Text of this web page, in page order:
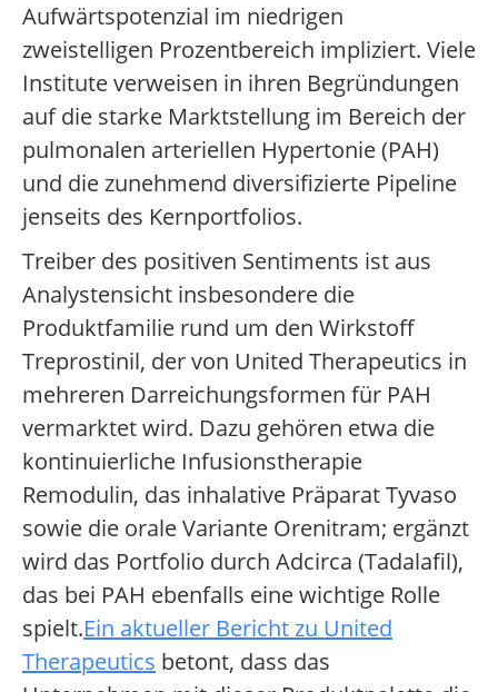
Aufwärtspotenzial im niedrigen
zweistelligen Prozentbereich impliziert. Viele
Institute verweisen in ihren Begründungen
auf die starke Marktstellung im Bereich der
pulmonalen arteriellen Hypertonie (PAH)
und die zunehmend diversifizierte Pipeline
jenseits des Kernportfolios.
Treiber des positiven Sentiments ist aus
Analystensicht insbesondere die
Produktfamilie rund um den Wirkstoff
Treprostinil, der von United Therapeutics in
mehreren Darreichungsformen für PAH
vermarktet wird. Dazu gehören etwa die
kontinuierliche Infusionstherapie
Remodulin, das inhalative Präparat Tyvaso
sowie die orale Variante Orenitram; ergänzt
wird das Portfolio durch Adcirca (Tadalafil),
das bei PAH ebenfalls eine wichtige Rolle
spielt.Ein aktueller Bericht zu United
Therapeutics betont, dass das